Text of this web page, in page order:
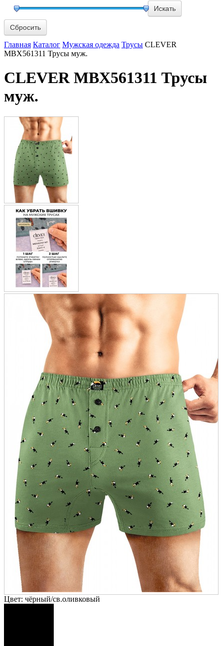
Сбросить
Главная Каталог Мужская одежда Трусы CLEVER
MBX561311 Трусы муж.
CLEVER MBX561311 Трусы
муж.
Цвет: чёрный/св.оливковый